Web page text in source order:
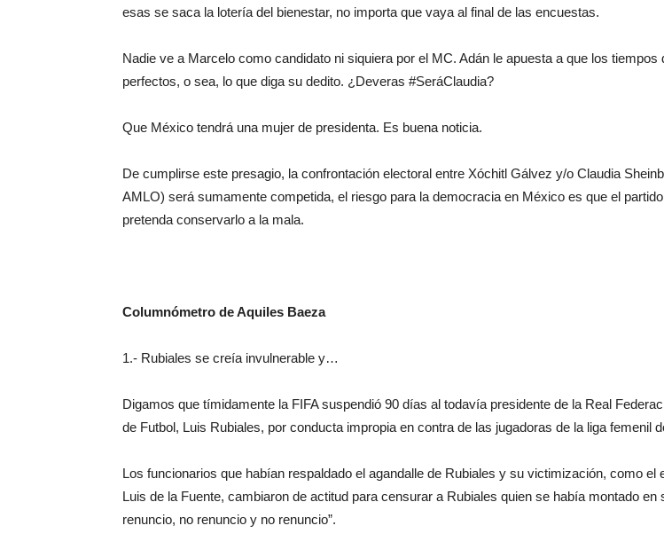
esas se saca la lotería del bienestar, no importa que vaya al final de las encuestas.
Nadie ve a Marcelo como candidato ni siquiera por el MC. Adán le apuesta a que los tiempos
perfectos, o sea, lo que diga su dedito. ¿Deveras #SeráClaudia?
Que México tendrá una mujer de presidenta. Es buena noticia.
De cumplirse este presagio, la confrontación electoral entre Xóchitl Gálvez y/o Claudia
AMLO) será sumamente competida, el riesgo para la democracia en México es que el
pretenda conservarlo a la mala.
Columnómetro de Aquiles Baeza
1.- Rubiales se creía invulnerable y…
Digamos que tímidamente la FIFA suspendió 90 días al todavía presidente de la Real
de Futbol, Luis Rubiales, por conducta impropia en contra de las jugadoras de la liga femenil
Los funcionarios que habían respaldado el agandalle de Rubiales y su victimización, como el
Luis de la Fuente, cambiaron de actitud para censurar a Rubiales quien se había montado en
renuncio, no renuncio y no renuncio”.